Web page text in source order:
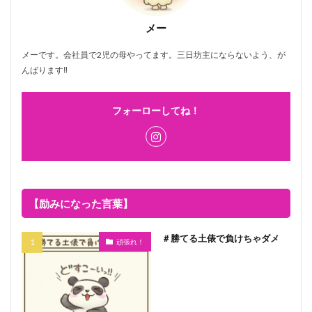
メー
メーです。会社員で2児の母やってます。三日坊主にならないよう、が
んばります‼
フォーローしてね！
【励みになった言葉】
頑張れ！ ＃勝てる土俵で負けちゃダメ